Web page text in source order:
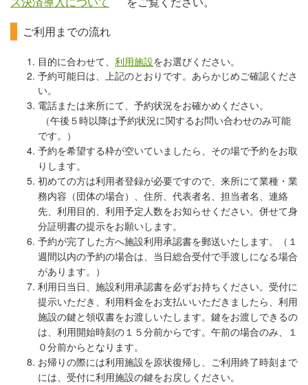
ご利用までの流れ
目的に合わせて、 利用施設をお選びください。
予約可能日は、上記のとおりです。あらかじめご確認くださ
い。
電話または来所にて、予約状況をお確かめください。
（午後５時以降は予約状況に関するお問い合わせのみ可能
です。）
予約を希望する枠が空いていましたら、その場で予約をお取
りします。
初めての方は利用者登録が必要ですので、来所にて業種・業
務内容（団体の場合）、 住所、代表者名、担当者名、連絡
先、利用目的、利用予定人数をお知らせください。併せて身
分証明書の提示をお願いします。
予約が完了した方へ施設利用承認書を郵送いたします。（１
週間以内の予約の場合は、当日総合受付で手渡しになる場合
があります。）
利用日当日、 施設利用承認書を必ずお持ちください。 受付に
提示いただき、利用料金をお支払いいただきましたら、利用
施設の鍵と領収書をお渡しいたします。鍵をお渡しできるの
は、利用開始時刻の１５分前からです。午前の場合のみ、
１
０分前からとなります。
お帰りの際には利用施設を原状復帰し、 ご利用終了時刻まで
には、受付に利用施設の鍵をお戻しください。